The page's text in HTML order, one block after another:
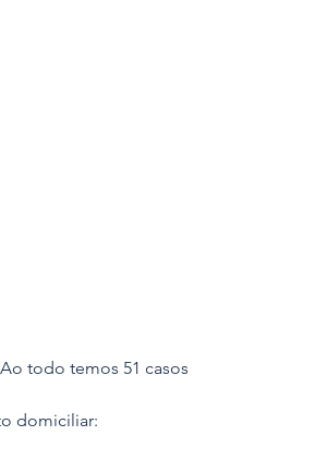
todo temos 51 casos
domiciliar: